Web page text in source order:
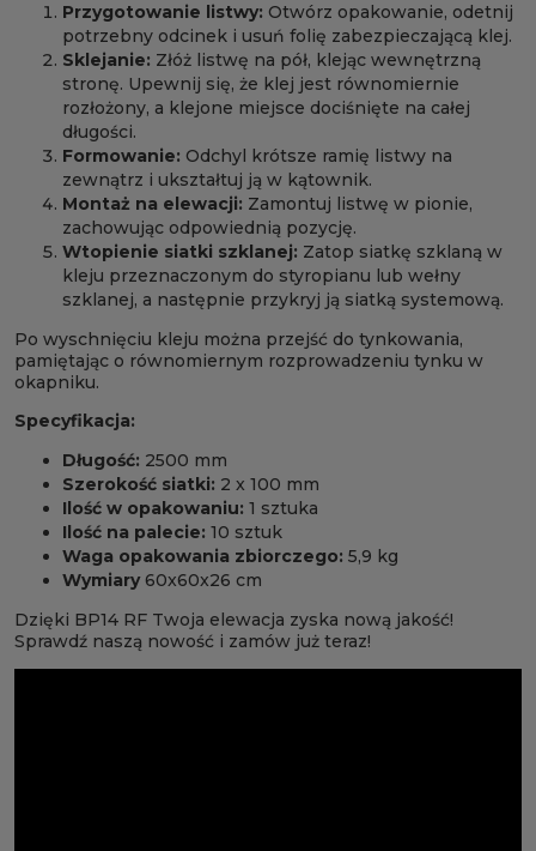
Przygotowanie listwy: Otwórz opakowanie, odetnij
potrzebny odcinek i usuń folię zabezpieczającą klej.
Sklejanie: Złóż listwę na pół, klejąc wewnętrzną
stronę. Upewnij się, że klej jest równomiernie
rozłożony, a klejone miejsce dociśnięte na całej
długości.
Formowanie: Odchyl krótsze ramię listwy na
zewnątrz i ukształtuj ją w kątownik.
Montaż na elewacji: Zamontuj listwę w pionie,
zachowując odpowiednią pozycję.
Wtopienie siatki szklanej: Zatop siatkę szklaną w
kleju przeznaczonym do styropianu lub wełny
szklanej, a następnie przykryj ją siatką systemową.
Po wyschnięciu kleju można przejść do tynkowania,
pamiętając o równomiernym rozprowadzeniu tynku w
okapniku.
Specyfikacja:
Długość: 2500 mm
Szerokość siatki: 2 x 100 mm
Ilość w opakowaniu: 1 sztuka
Ilość na palecie: 10 sztuk
Waga opakowania zbiorczego: 5,9 kg
Wymiary 60x60x26 cm
Dzięki BP14 RF Twoja elewacja zyska nową jakość!
Sprawdź naszą nowość i zamów już teraz!